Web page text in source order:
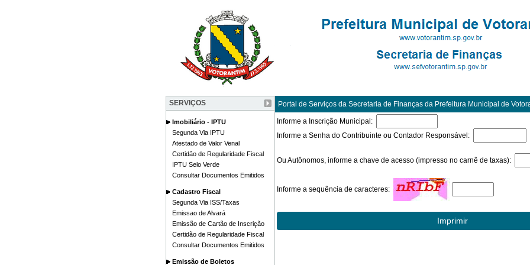
SERVIÇOS
Imobiliário - IPTU
Segunda Via IPTU
Atestado de Valor Venal
Certidão de Regularidade Fiscal
IPTU Selo Verde
Consultar Documentos Emitidos
Cadastro Fiscal
Segunda Via ISS/Taxas
Emissao de Alvará
Emissão de Cartão de Inscrição
Certidão de Regularidade Fiscal
Consultar Documentos Emitidos
Emissão de Boletos
Portal de Serviços da Secretaria de Finanças da Prefeitura Municipal de
Informe a Inscrição Municipal:
Informe a Senha do Contribuinte ou Contador Responsável:
Ou Autônomos, informe a chave de acesso (impresso no carnê de taxas):
Informe a sequência de caracteres: